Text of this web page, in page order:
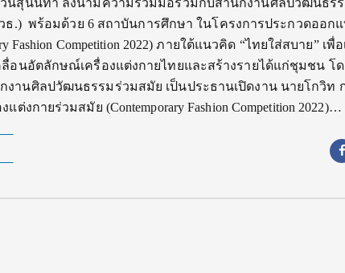
นสุนันทา ลงนามความร่วมมือร่วมกับสำนักงานศิลปวัฒนธร
.) พร้อมด้วย 6 สถาบันการศึกษา ในโครงการประกวดออกแ
Fashion Competition 2022) ภายใต้แนวคิด “ไทยใส่สบาย” เ
อนอัตลักษณ์เครื่องแต่งกายไทยและสร้างรายได้แก่ชุมชน โ
งานศิลปวัฒนธรรมร่วมสมัย เป็นประธานเปิดงาน นายโกวิท
ต่งกายร่วมสมัย (Contemporary Fashion Competition 2022)…